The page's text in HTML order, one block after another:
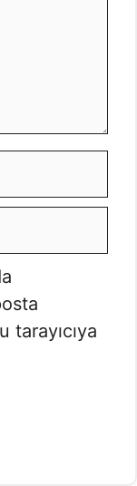
tarayıcıya